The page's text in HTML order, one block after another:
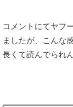
コメントにてヤフ
ましたが、こんな
長くて読んでられ